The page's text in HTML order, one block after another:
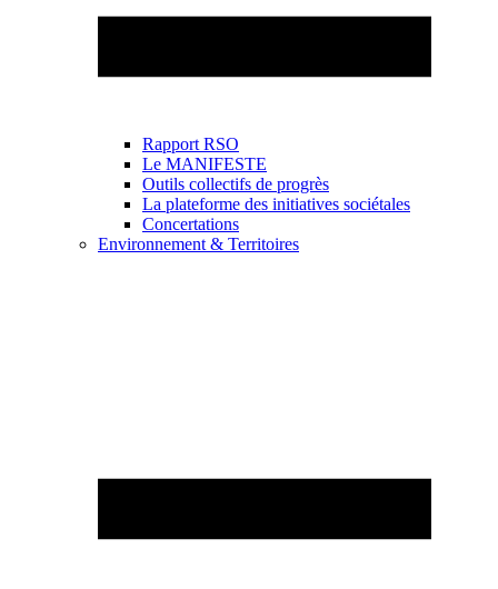
Rapport RSO
Le MANIFESTE
Outils collectifs de progrès
La plateforme des initiatives sociétales
Concertations
Environnement & Territoires